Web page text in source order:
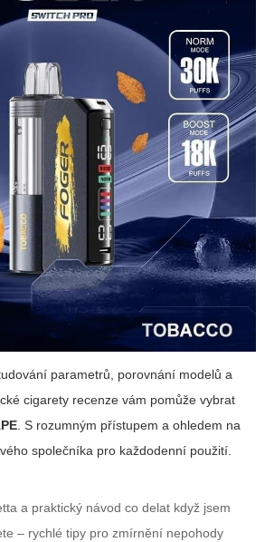
parametrů, porovnání modelů a
cigarety recenze vám pomůže vybrat
. S rozumným přístupem a ohledem na
společníka pro každodenní použití.
a praktický návod co delat když jsem
– rychlé tipy pro zmírnění nepohody